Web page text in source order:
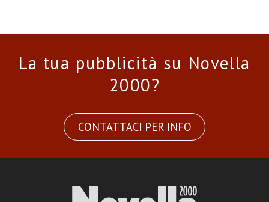
La tua pubblicità su Novella
2000?
CONTATTACI PER INFO